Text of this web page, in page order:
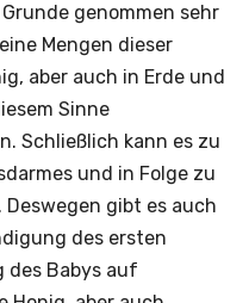
genommen sehr
Mengen dieser
aber auch in Erde und
Sinne
Schließlich kann es zu
und in Folge zu
gibt es auch
des ersten
des Babys auf